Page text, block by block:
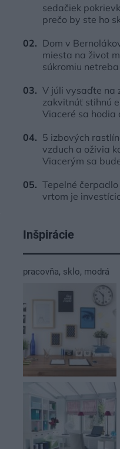
sedačiek
prečo by ste ho
Dom v
miesta na život
súkromiu
V júli vysaďte na
zakvitnúť stihnú
Viaceré sa hodia
5 izbových
vzduch a oživia
Viacerým sa
Tepelné
vrtom je
Inšpirácie
pracovňa, sklo, modrá